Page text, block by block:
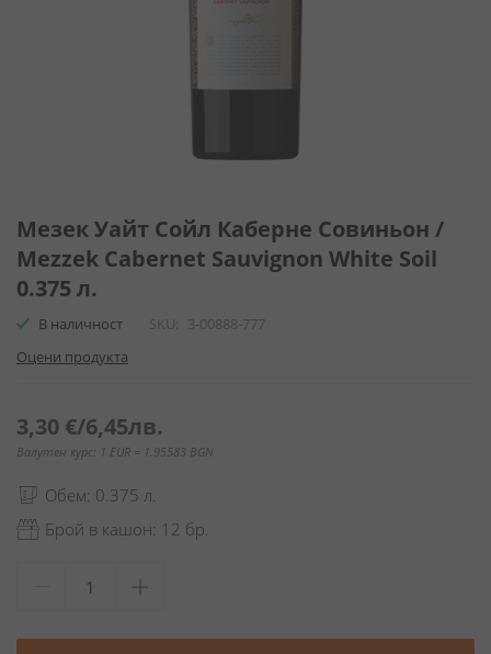
към
на
галерия
снимки
Мезек Уайт Сойл Каберне Совиньон /
Mezzek Cabernet Sauvignon White Soil
0.375 л.
В наличност SKU
3-00888-777
Оцени продукта
3,30 €/6,45лв.
Валутен курс: 1 EUR = 1.95583 BGN
Обем: 0.375 л.
Брой в кашон: 12 бр.